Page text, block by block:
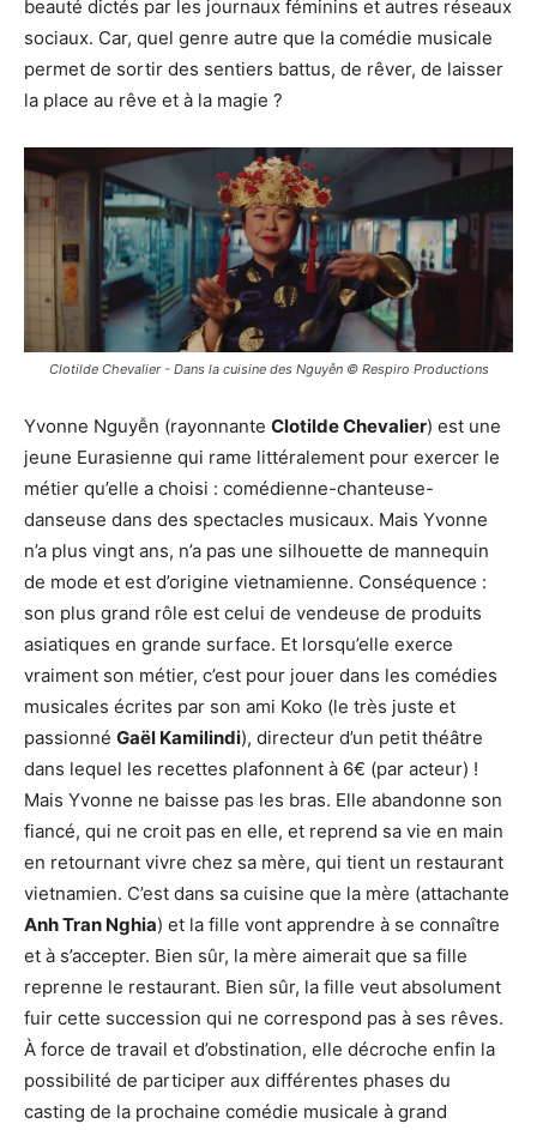
beauté dictés par les journaux féminins et autres réseaux
sociaux. Car, quel genre autre que la comédie musicale
permet de sortir des sentiers battus, de rêver, de laisser
la place au rêve et à la magie ?
Clotilde Chevalier - Dans la cuisine des Nguyễn © Respiro Productions
Yvonne Nguyễn (rayonnante Clotilde Chevalier) est une
jeune Eurasienne qui rame littéralement pour exercer le
métier qu’elle a choisi : comédienne-chanteuse-
danseuse dans des spectacles musicaux. Mais Yvonne
n’a plus vingt ans, n’a pas une silhouette de mannequin
de mode et est d’origine vietnamienne. Conséquence :
son plus grand rôle est celui de vendeuse de produits
asiatiques en grande surface. Et lorsqu’elle exerce
vraiment son métier, c’est pour jouer dans les comédies
musicales écrites par son ami Koko (le très juste et
passionné Gaël Kamilindi), directeur d’un petit théâtre
dans lequel les recettes plafonnent à 6€ (par acteur) !
Mais Yvonne ne baisse pas les bras. Elle abandonne son
fiancé, qui ne croit pas en elle, et reprend sa vie en main
en retournant vivre chez sa mère, qui tient un restaurant
vietnamien. C’est dans sa cuisine que la mère (attachante
Anh Tran Nghia) et la fille vont apprendre à se connaître
et à s’accepter. Bien sûr, la mère aimerait que sa fille
reprenne le restaurant. Bien sûr, la fille veut absolument
fuir cette succession qui ne correspond pas à ses rêves.
À force de travail et d’obstination, elle décroche enfin la
possibilité de participer aux différentes phases du
casting de la prochaine comédie musicale à grand